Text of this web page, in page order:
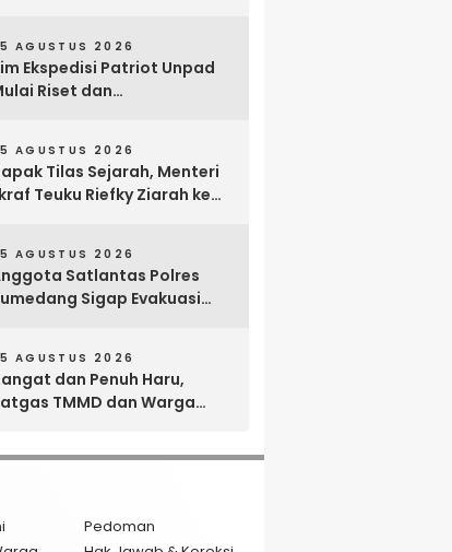
AGUSTUS 2026
Ekspedisi Patriot Unpad
Riset dan
Fakfak
AGUSTUS 2026
Tilas Sejarah, Menteri
Teuku Riefky Ziarah ke
AGUSTUS 2026
Satlantas Polres
Sigap Evakuasi
AGUSTUS 2026
dan Penuh Haru,
TMMD dan Warga
Pedoman